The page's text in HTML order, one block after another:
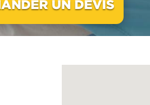
UN DEVIS